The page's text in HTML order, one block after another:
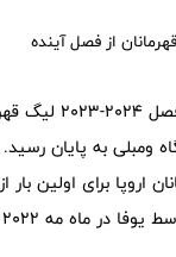
؛ فصل ۲۰۲۴-
ومبلی به پایان